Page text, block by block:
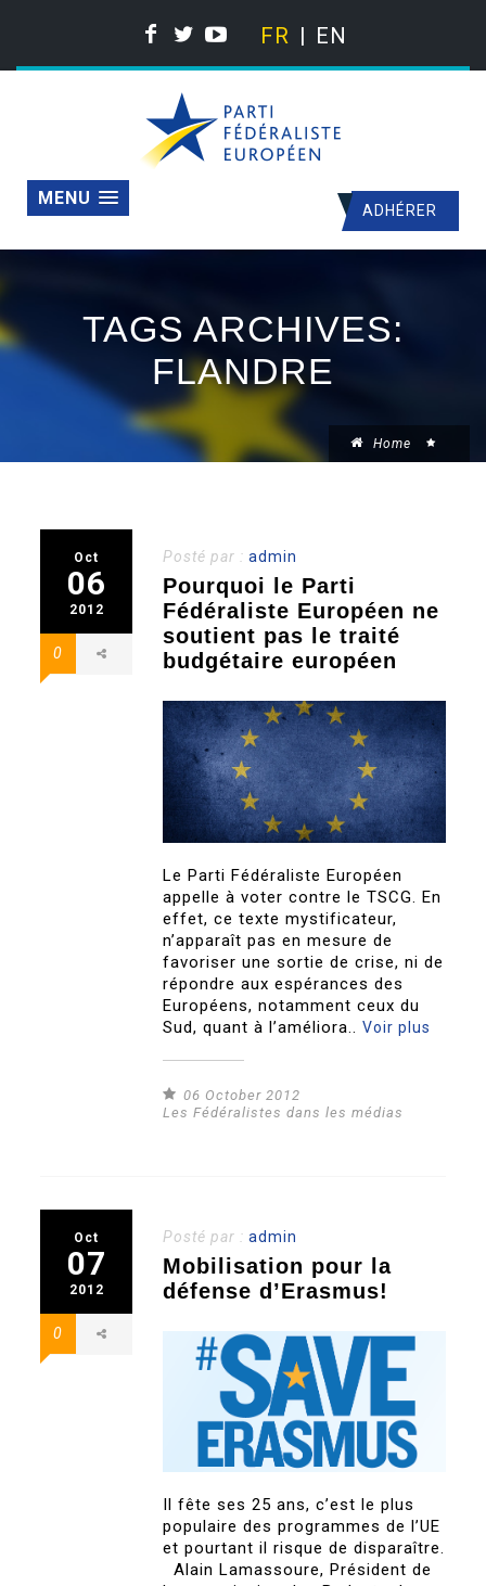
FR EN
ADHÉRER
MENU
TAGS ARCHIVES:
FLANDRE
Home
Oct
06
2012
0
Posté par :admin
Pourquoi le Parti
Fédéraliste Européen ne
soutient pas le traité
budgétaire européen
Le Parti Fédéraliste Européen
appelle à voter contre le TSCG. En
effet, ce texte mystificateur,
n’apparaît pas en mesure de
favoriser une sortie de crise, ni de
répondre aux espérances des
Européens, notamment ceux du
Sud, quant à l’améliora..Voir plus
06 October 2012
Les Fédéralistes dans les médias
Oct
07
2012
0
Posté par :admin
Mobilisation pour la
défense d’Erasmus!
Il fête ses 25 ans, c’est le plus
populaire des programmes de l’UE
et pourtant il risque de disparaître.
Alain Lamassoure, Président de